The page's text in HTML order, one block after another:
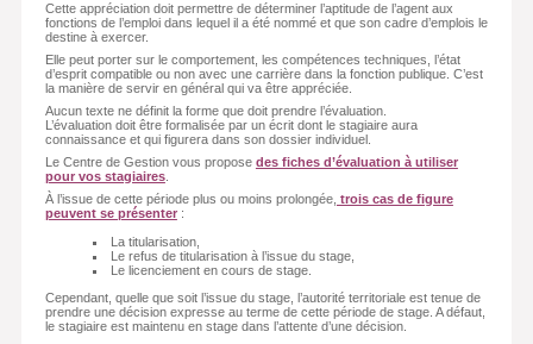
Cette appréciation doit permettre de déterminer l’aptitude de l’agent aux
fonctions de l’emploi dans lequel il a été nommé et que son cadre d’emplois le
destine à exercer.
Elle peut porter sur le comportement, les compétences techniques, l’état
d’esprit compatible ou non avec une carrière dans la fonction publique. C’est
la manière de servir en général qui va être appréciée.
Aucun texte ne définit la forme que doit prendre l’évaluation.
L’évaluation doit être formalisée par un écrit dont le stagiaire aura
connaissance et qui figurera dans son dossier individuel.
Le Centre de Gestion vous propose des fiches d’évaluation à utiliser
pour vos stagiaires.
À l’issue de cette période plus ou moins prolongée, trois cas de figure
peuvent se présenter:
La titularisation,
Le refus de titularisation à l’issue du stage,
Le licenciement en cours de stage.
Cependant, quelle que soit l’issue du stage, l’autorité territoriale est tenue de
prendre une décision expresse au terme de cette période de stage. A défaut,
le stagiaire est maintenu en stage dans l’attente d’une décision.